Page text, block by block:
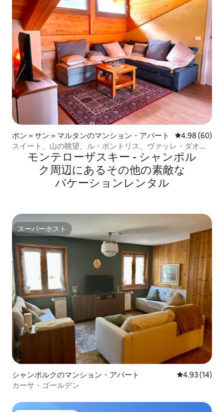
ポン＝サン＝マルタンのマンション・アパート レビュー60件
4.98 (60)
スイート、山の眺望、ル・ポントリス、ヴァッレ・ダオス
モンテローザスキー - シャンポル
ク⁠周⁠辺⁠に⁠あ⁠るそ⁠の⁠他⁠の素⁠敵⁠な
バ⁠ケ⁠ー⁠シ⁠ョ⁠ン⁠レ⁠ン⁠タ⁠ル
スーパーホスト
スーパーホスト
シャンポルクのマンション・アパート レビュー14
4.93 (14)
カーサ・ゴールデン